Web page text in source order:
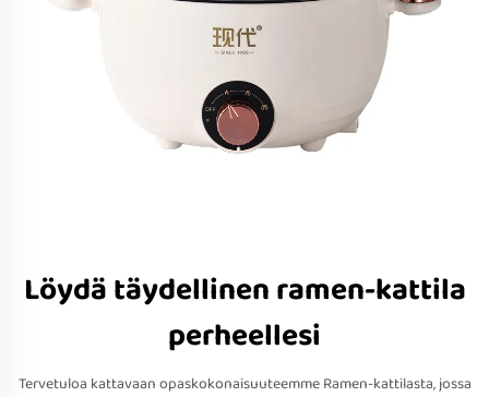
Löydä täydellinen ramen-kattila
perheellesi
Tervetuloa kattavaan opaskokonaisuuteemme Ramen-kattilasta, jossa